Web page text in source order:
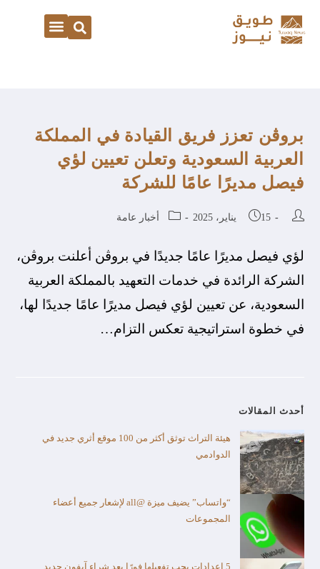
بروڤن تعزز فريق القيادة في المملكة
العربية السعودية وتعلن تعيين لؤي
فيصل مديرًا عامًا للشركة
15 يناير، 2025 أخبار عامة
لؤي فيصل مديرًا عامًا جديدًا في بروڤن أعلنت بروڤن،
الشركة الرائدة في خدمات التعهيد بالمملكة العربية
السعودية، عن تعيين لؤي فيصل مديرًا عامًا جديدًا لها،
في خطوة استراتيجية تعكس التزام…
أحدث المقالات
هيئة التراث توثق أكثر من 100 موقع أثري جديد في
الدوادمي
“واتساب” يضيف ميزة @all لإشعار جميع أعضاء
المجموعات
5 إعدادات يجب تفعيلها فورًا بعد شراء آيفون جديد